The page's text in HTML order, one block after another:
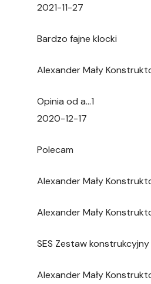
2021-11-27
Bardzo fajne klocki
Alexander Mały
Opinia od a…1
2020-12-17
Polecam
Alexander Mały
Alexander Mały
SES Zestaw
Alexander Mały